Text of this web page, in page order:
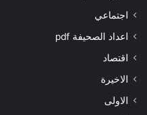
اجتماعي
اعداد الصحيفة pdf
اقتصاد
الاخيرة
الاولى